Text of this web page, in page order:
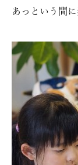
あっという間